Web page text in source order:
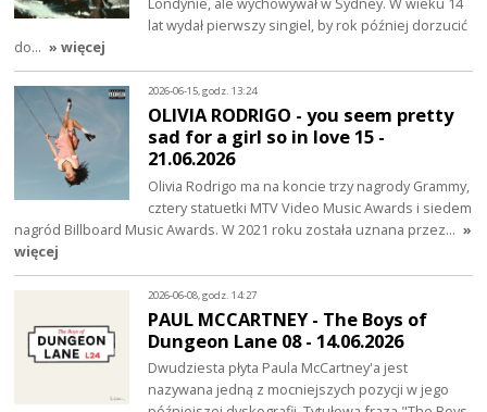
lat wydał pierwszy singiel, by rok później dorzucić
do… » więcej
2026-06-15, godz. 13:24
OLIVIA RODRIGO - you seem pretty
sad for a girl so in love 15 -
21.06.2026
Olivia Rodrigo ma na koncie trzy nagrody Grammy,
cztery statuetki MTV Video Music Awards i siedem
nagród Billboard Music Awards. W 2021 roku została uznana przez… »
więcej
2026-06-08, godz. 14:27
PAUL MCCARTNEY - The Boys of
Dungeon Lane 08 - 14.06.2026
Dwudziesta płyta Paula McCartney'a jest
nazywana jedną z mocniejszych pozycji w jego